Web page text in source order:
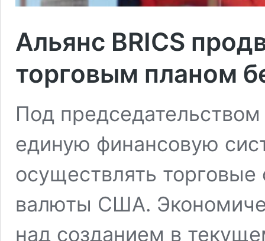
Альянс BRICS
торговым планом
Под председательством
единую финансовую
осуществлять
валюты США.
над созданием в